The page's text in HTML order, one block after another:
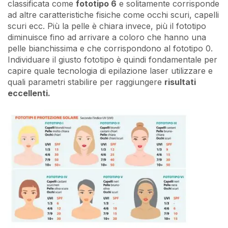
classificata come fototipo 6 e solitamente corrisponde
ad altre caratteristiche fisiche come occhi scuri, capelli
scuri ecc. Più la pelle è chiara invece, più il fototipo
diminuisce fino ad arrivare a coloro che hanno una
pelle bianchissima e che corrispondono al fototipo 0.
Individuare il giusto fototipo è quindi fondamentale per
capire quale tecnologia di epilazione laser utilizzare e
quali parametri stabilire per raggiungere risultati
eccellenti.